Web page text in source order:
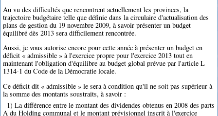
Au vu des difficultés que rencontrent actuellement les provinces, la
trajectoire budgétaire telle que définie dans la circulaire d'actualisation des
plans de gestion du 19 novembre 2009, à savoir présenter un budget
équilibré dès 2013 sera difficilement rencontrée.
Aussi, je vous autorise encore pour cette année à présenter un budget en
déficit « admissible » à l'exercice propre pour l'exercice 2013 tout en
maintenant l'obligation d'équilibre au budget global prévue par l'article L
1314-1 du Code de la Démocratie locale.
Ce déficit dit « admissible » le sera à condition qu'il ne soit pas supérieur à
la somme des montants soustraits, à savoir :
1) La différence entre le montant des dividendes obtenus en 2008 des parts
A du Holding communal et le montant prévisionnel inscrit à l'exercice